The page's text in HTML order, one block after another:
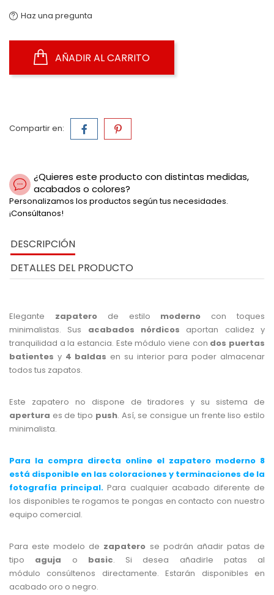
Haz una pregunta
AÑADIR AL CARRITO
Compartir en:
¿Quieres este producto con distintas medidas,
acabados o colores?
Personalizamos los productos según tus necesidades.
¡Consúltanos!
DESCRIPCIÓN
DETALLES DEL PRODUCTO
Elegante zapaterode estilo moderno con toques
minimalistas. Sus acabados nórdicos aportan calidez y
tranquilidad a la estancia. Este módulo viene con dos puertas
batientes y 4 baldas en su interior para poder almacenar
todos tus zapatos.
Este zapatero no dispone de tiradores y su sistema de
apertura es de tipo push. Así, se consigue un frente liso estilo
minimalista.
Para la compra directa online el zapatero moderno 8
está disponible en las coloraciones y terminaciones de la
fotografía principal. Para cualquier acabado diferente de
los disponibles te rogamos te pongas en contacto con nuestro
equipo comercial.
Para este modelo de zapatero se podrán añadir patas de
tipo aguja o basic. Si desea añadirle patas al
módulo consúltenos directamente. Estarán disponibles en
acabado oro o negro.